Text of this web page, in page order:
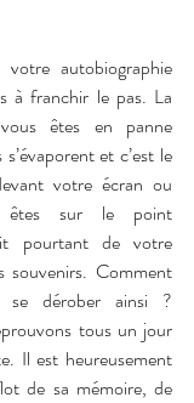
autobiographie
à franchir le pas. La
êtes en panne
et c’est le
votre écran ou
êtes sur le point
pourtant de votre
souvenirs. Comment
se dérober ainsi ?
tous un jour
Il est heureusement
de sa mémoire, de